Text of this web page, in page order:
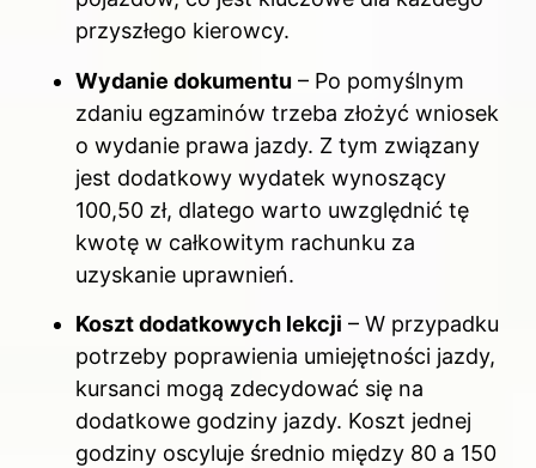
przyszłego kierowcy.
Wydanie dokumentu – Po pomyślnym
zdaniu egzaminów trzeba złożyć wniosek
o wydanie prawa jazdy. Z tym związany
jest dodatkowy wydatek wynoszący
100,50 zł, dlatego warto uwzględnić tę
kwotę w całkowitym rachunku za
uzyskanie uprawnień.
Koszt dodatkowych lekcji – W przypadku
potrzeby poprawienia umiejętności jazdy,
kursanci mogą zdecydować się na
dodatkowe godziny jazdy. Koszt jednej
godziny oscyluje średnio między 80 a 150